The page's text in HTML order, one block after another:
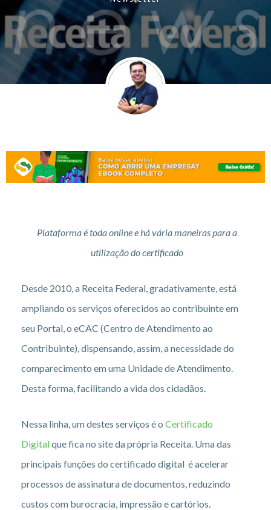
Plataforma é toda online e há vária maneiras para a
utilização do certificado
Desde 2010, a Receita Federal, gradativamente, está
ampliando os serviços oferecidos ao contribuinte em
seu Portal, o eCAC (Centro de Atendimento ao
Contribuinte), dispensando, assim, a necessidade do
comparecimento em uma Unidade de Atendimento.
Desta forma, facilitando a vida dos cidadãos.
Nessa linha, um destes serviços é o Certificado
Digitalque fica no site da própria Receita. Uma das
principais funções do certificado digital é acelerar
processos de assinatura de documentos, reduzindo
custos com burocracia, impressão e cartórios.